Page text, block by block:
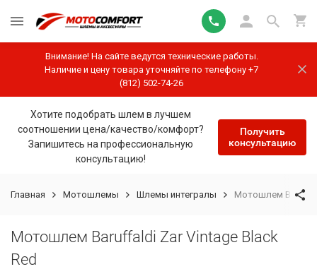
Внимание! На сайте ведутся технические работы.
Наличие и цену товара уточняйте по телефону +7
(812) 502-74-26
Хотите подобрать шлем в лучшем
соотношении цена/качество/комфорт?
Запишитесь на профессиональную
консультацию!
Получить
консультацию
Главная Мотошлемы Шлемы интегралы Мотошлем
Мотошлем Baruffaldi Zar Vintage Black
Red